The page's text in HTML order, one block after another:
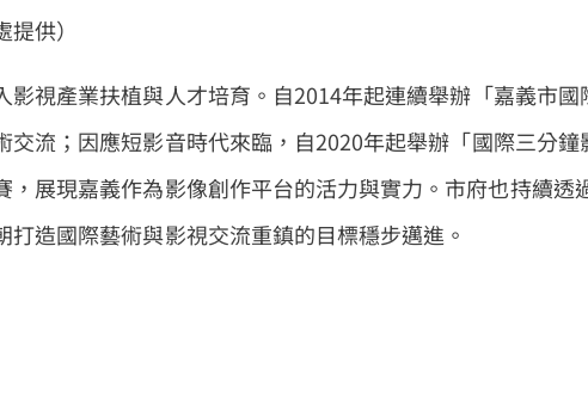
供）
視產業扶植與人才培育。自2014年起連續舉辦「嘉義市國
流；因應短影音時代來臨，自2020年起舉辦「國際三分鐘
展現嘉義作為影像創作平台的活力與實力。市府也持續透
造國際藝術與影視交流重鎮的目標穩步邁進。